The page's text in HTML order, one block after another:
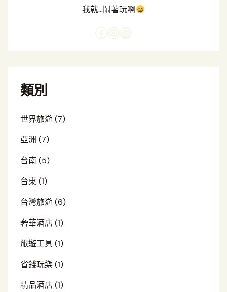
我就…鬧著玩啊
類別
世界旅遊(7)
亞洲 (7)
台南 (5)
台東 (1)
台灣旅遊(6)
奢華酒店(1)
旅遊工具(1)
省錢玩樂(1)
精品酒店(1)